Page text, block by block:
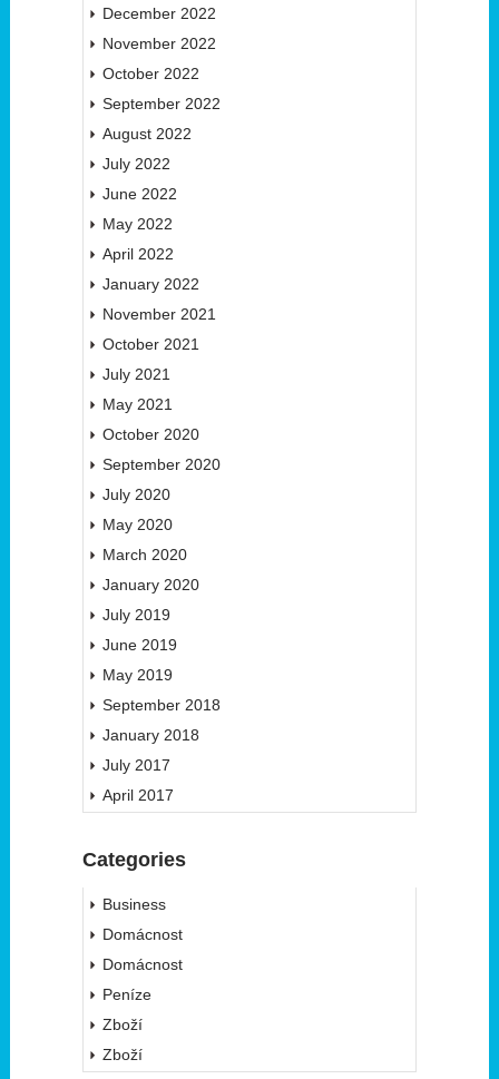
December 2022
November 2022
October 2022
September 2022
August 2022
July 2022
June 2022
May 2022
April 2022
January 2022
November 2021
October 2021
July 2021
May 2021
October 2020
September 2020
July 2020
May 2020
March 2020
January 2020
July 2019
June 2019
May 2019
September 2018
January 2018
July 2017
April 2017
Categories
Business
Domácnost
Domácnost
Peníze
Zboží
Zboží